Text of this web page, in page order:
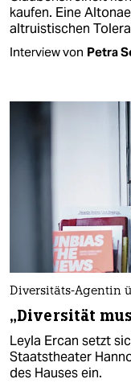
kaufen. Eine
altruistischen
Interview von Petra
Diversitäts-Agentin
„Diversität
Leyla Ercan setzt
Staatstheater
des Hauses ein.